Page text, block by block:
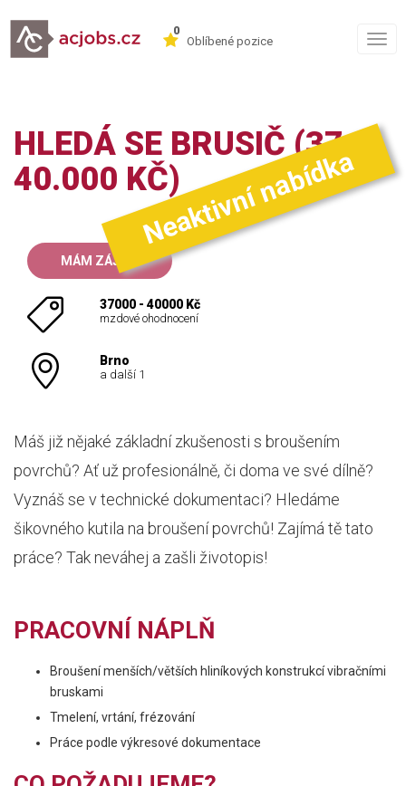
0
Oblíbené pozice
HLEDÁ SE BRUSIČ (37-
40.000 KČ)Neaktivní nabídka
MÁM ZÁJEM
37000 - 40000 Kč
mzdové ohodnocení
Brno
a další 1
Máš již nějaké základní zkušenosti s broušením
povrchů? Ať už profesionálně, či doma ve své dílně?
Vyznáš se v technické dokumentaci? Hledáme
šikovného kutila na broušení povrchů! Zajímá tě tato
práce? Tak neváhej a zašli životopis!
PRACOVNÍ NÁPLŇ
Broušení menších/větších hliníkových konstrukcí vibračními
bruskami
Tmelení, vrtání, frézování
Práce podle výkresové dokumentace